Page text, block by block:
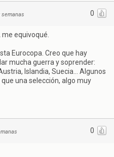
0
semanas
equivoqué.
Eurocopa. Creo que hay
mucha guerra y soprender:
Islandia, Suecia... Algunos
una selección, algo muy
0